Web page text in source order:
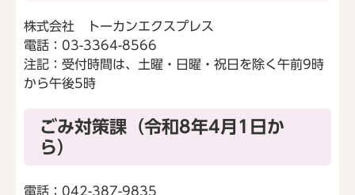
株式会社 トーカンエクスプレス
電話：03-3364-8566
注記：受付時間は、土曜・日曜・祝日を除く午前9時
から午後5時
ごみ対策課（令和8年4月1日か
ら）
電話：042-387-9835